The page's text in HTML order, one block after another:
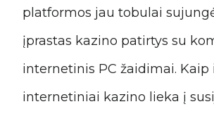
platformos jau tobulai
įprastas kazino patirtys su
internetinis PC žaidimai.
internetiniai kazino lieka į